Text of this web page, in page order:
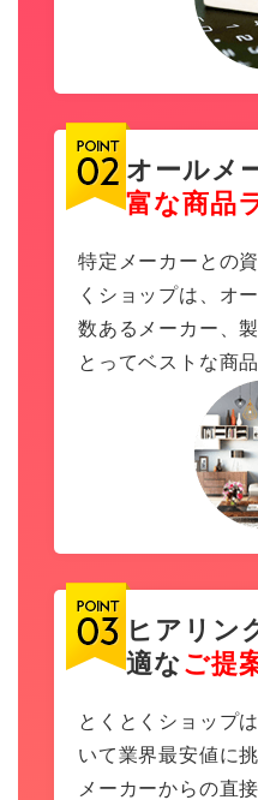
オールメ
富な商品
特定メーカーとの
くショップは、オ
数あるメーカー、
とってベストな商
ヒアリン
適なご提
とくとくショップ
いて業界最安値に
メーカーからの直